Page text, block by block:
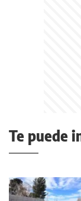
Te puede